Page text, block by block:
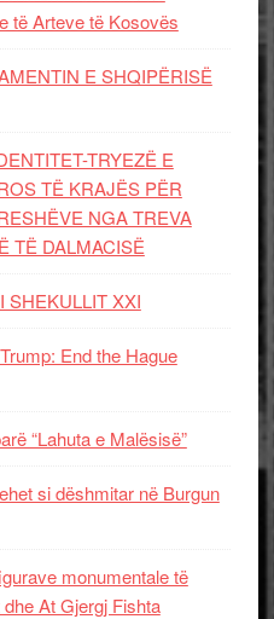
të Arteve të Kosovës
E SHQIPËRISË
TRYEZË E
TË KRAJËS PËR
NGA TREVA
TË DALMACISË
SHEKULLIT XXI
End the Hague
“Lahuta e Malësisë”
si dëshmitar në Burgun
monumentale të
At Gjergj Fishta